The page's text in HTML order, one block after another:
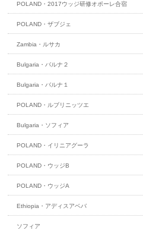
POLAND・2017ウッジ研修オポーレ合宿
POLAND・ザブジェ
Zambia・ルサカ
Bulgaria・バルナ２
Bulgaria・バルナ１
POLAND・ルブリニッツエ
Bulgaria・ソフィア
POLAND・イリニアグーラ
POLAND・ウッジB
POLAND・ウッジA
Ethiopia・アディスアベバ
ソフィア